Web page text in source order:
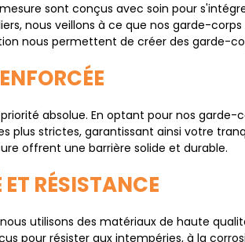
sont conçus avec soin pour
nous veillons à ce que nos garde-
nous permettent de créer des garde-
absolue. En optant pour nos
plus strictes, garantissant ainsi votre
offrent une barrière solide et durable.
RÉSISTANCE
nous utilisons des matériaux de haute
pour résister aux intempéries, à la